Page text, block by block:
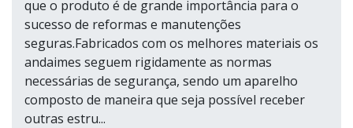
que o produto é de grande importância para o
sucesso de reformas e manutenções
seguras.Fabricados com os melhores materiais os
andaimes seguem rigidamente as normas
necessárias de segurança, sendo um aparelho
composto de maneira que seja possível receber
outras estru...